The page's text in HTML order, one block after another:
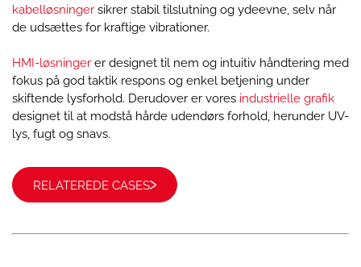
kabelløsninger sikrer stabil tilslutning og ydeevne, selv når
de udsættes for kraftige vibrationer.
HMI-løsninger er designet til nem og intuitiv håndtering med
fokus på god taktik respons og enkel betjening under
skiftende lysforhold. Derudover er vores industrielle grafik
designet til at modstå hårde udendørs forhold, herunder UV-
lys, fugt og snavs.
RELATEREDE CASES